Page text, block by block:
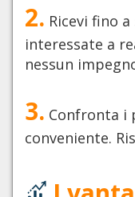
2. Ricevi fino
interessate a
nessun
3. Confronta i
conveniente.